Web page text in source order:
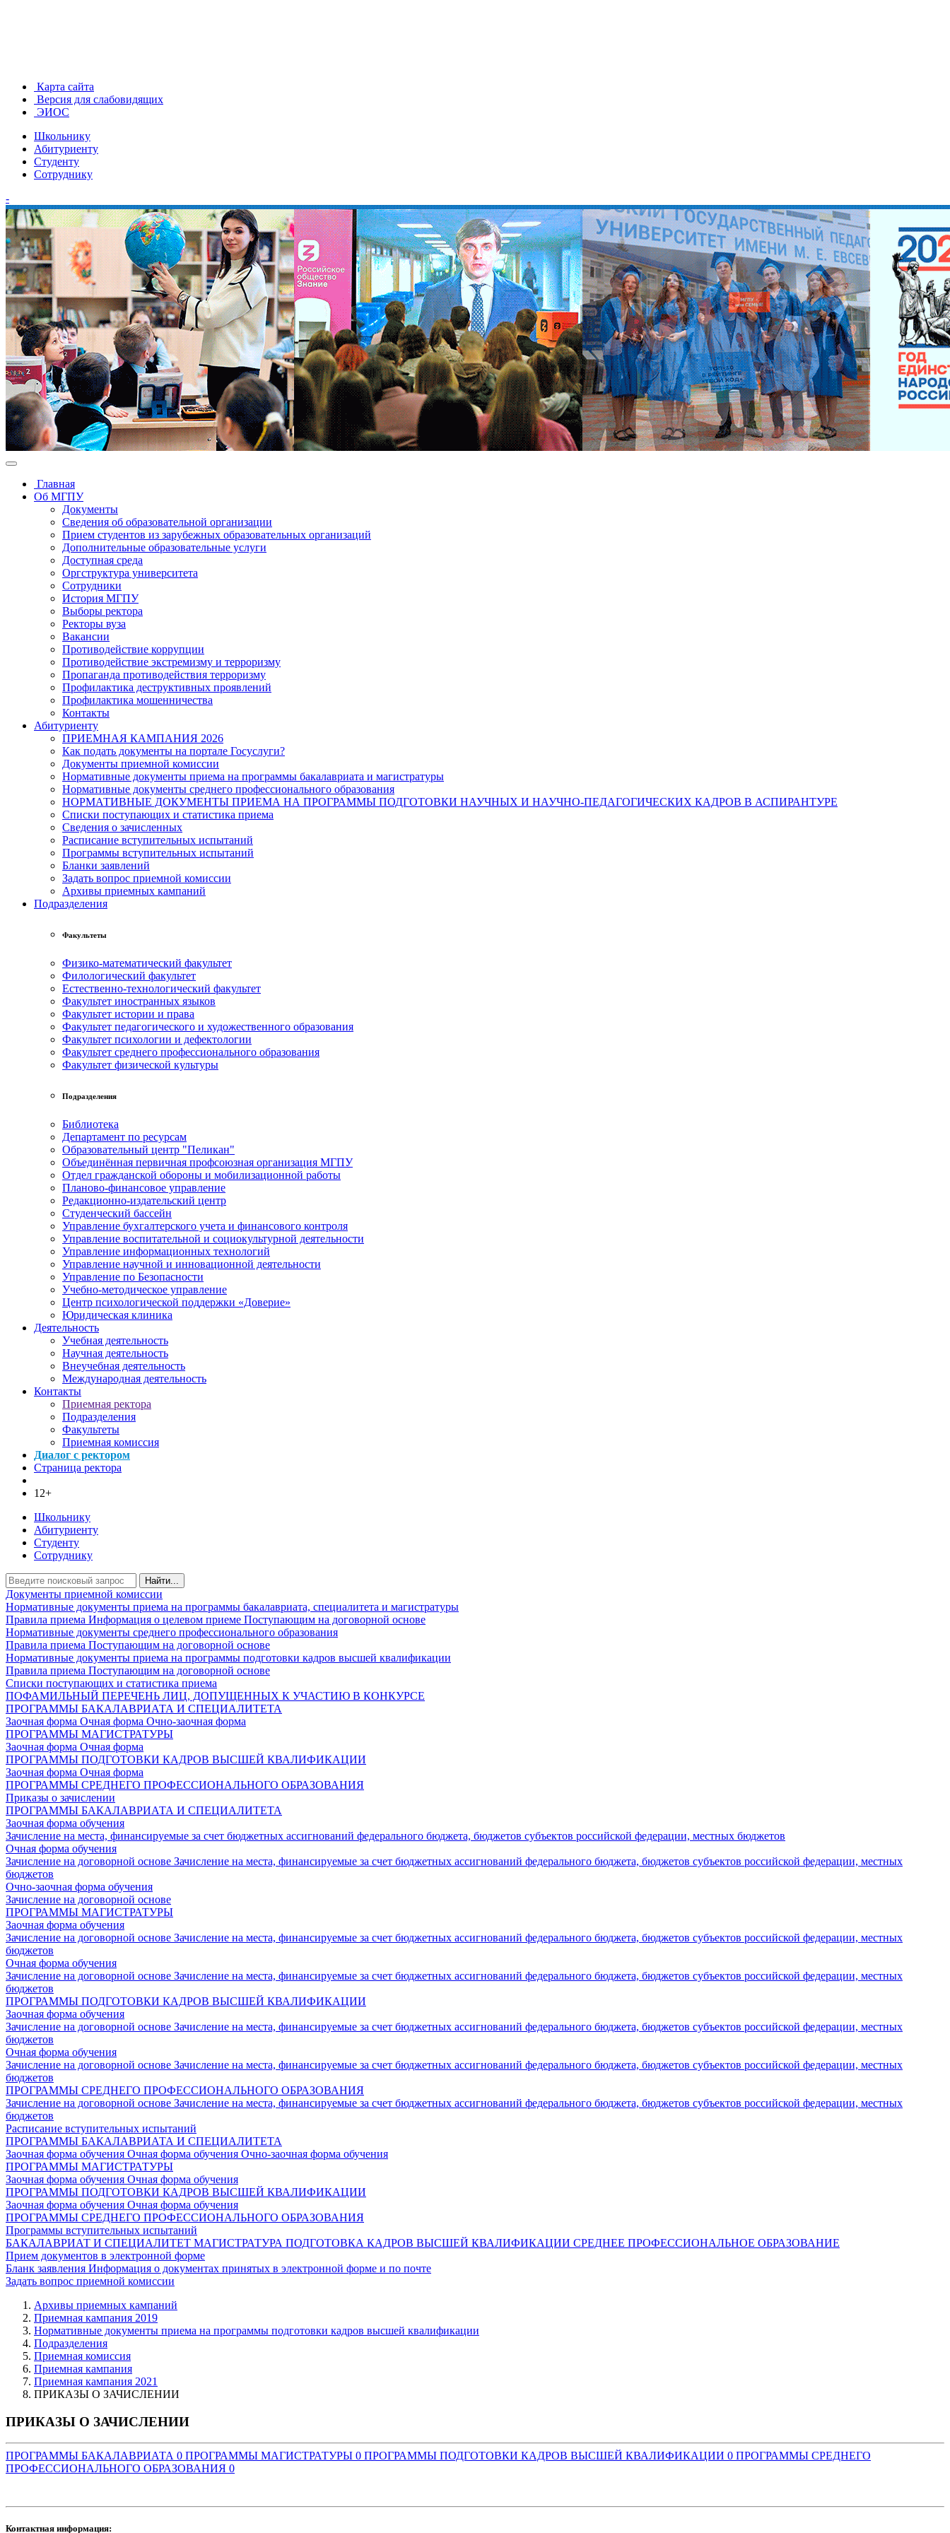
Карта сайта
Версия для слабовидящих
ЭИОС
Школьнику
Абитуриенту
Студенту
Сотруднику
-
Главная
Об МГПУ
Документы
Сведения об образовательной организации
Прием студентов из зарубежных образовательных организаций
Дополнительные образовательные услуги
Доступная среда
Оргструктура университета
Сотрудники
История МГПУ
Выборы ректора
Ректоры вуза
Вакансии
Противодействие коррупции
Противодействие экстремизму и терроризму
Пропаганда противодействия терроризму
Профилактика деструктивных проявлений
Профилактика мошенничества
Контакты
Абитуриенту
ПРИЕМНАЯ КАМПАНИЯ 2026
Как подать документы на портале Госуслуги?
Документы приемной комиссии
Нормативные документы приема на программы бакалавриата и магистратуры
Нормативные документы среднего профессионального образования
НОРМАТИВНЫЕ ДОКУМЕНТЫ ПРИЕМА НА ПРОГРАММЫ ПОДГОТОВКИ НАУЧНЫХ И НАУЧНО-ПЕДАГОГИЧЕСКИХ КАДРОВ В АСПИРАНТУРЕ
Списки поступающих и статистика приема
Сведения о зачисленных
Расписание вступительных испытаний
Программы вступительных испытаний
Бланки заявлений
Задать вопрос приемной комиссии
Архивы приемных кампаний
Подразделения
Факультеты
Физико-математический факультет
Филологический факультет
Естественно-технологический факультет
Факультет иностранных языков
Факультет истории и права
Факультет педагогического и художественного образования
Факультет психологии и дефектологии
Факультет среднего профессионального образования
Факультет физической культуры
Подразделения
Библиотека
Департамент по ресурсам
Образовательный центр "Пеликан"
Объединённая первичная профсоюзная организация МГПУ
Отдел гражданской обороны и мобилизационной работы
Планово-финансовое управление
Редакционно-издательский центр
Студенческий бассейн
Управление бухгалтерского учета и финансового контроля
Управление воспитательной и социокультурной деятельности
Управление информационных технологий
Управление научной и инновационной деятельности
Управление по Безопасности
Учебно-методическое управление
Центр психологической поддержки «Доверие»
Юридическая клиника
Деятельность
Учебная деятельность
Научная деятельность
Внеучебная деятельность
Международная деятельность
Контакты
Приемная ректора
Подразделения
Факультеты
Приемная комиссия
Диалог с ректором
Страница ректора
12+
Школьнику
Абитуриенту
Студенту
Сотруднику
Найти...
Документы приемной комиссии
Нормативные документы приема на программы бакалавриата, специалитета и магистратуры
Правила приема Информация о целевом приеме Поступающим на договорной основе
Нормативные документы среднего профессионального образования
Правила приема Поступающим на договорной основе
Нормативные документы приема на программы подготовки кадров высшей квалификации
Правила приема Поступающим на договорной основе
Списки поступающих и статистика приема
ПОФАМИЛЬНЫЙ ПЕРЕЧЕНЬ ЛИЦ, ДОПУЩЕННЫХ К УЧАСТИЮ В КОНКУРСЕ
ПРОГРАММЫ БАКАЛАВРИАТА И СПЕЦИАЛИТЕТА
Заочная форма Очная форма Очно-заочная форма
ПРОГРАММЫ МАГИСТРАТУРЫ
Заочная форма Очная форма
ПРОГРАММЫ ПОДГОТОВКИ КАДРОВ ВЫСШЕЙ КВАЛИФИКАЦИИ
Заочная форма Очная форма
ПРОГРАММЫ СРЕДНЕГО ПРОФЕССИОНАЛЬНОГО ОБРАЗОВАНИЯ
Приказы о зачислении
ПРОГРАММЫ БАКАЛАВРИАТА И СПЕЦИАЛИТЕТА
Заочная форма обучения
Зачисление на места, финансируемые за счет бюджетных ассигнований федерального бюджета, бюджетов субъектов российской федерации, местных бюджетов
Очная форма обучения
Зачисление на договорной основе Зачисление на места, финансируемые за счет бюджетных ассигнований федерального бюджета, бюджетов субъектов российской федерации, местных
бюджетов
Очно-заочная форма обучения
Зачисление на договорной основе
ПРОГРАММЫ МАГИСТРАТУРЫ
Заочная форма обучения
Зачисление на договорной основе Зачисление на места, финансируемые за счет бюджетных ассигнований федерального бюджета, бюджетов субъектов российской федерации, местных
бюджетов
Очная форма обучения
Зачисление на договорной основе Зачисление на места, финансируемые за счет бюджетных ассигнований федерального бюджета, бюджетов субъектов российской федерации, местных
бюджетов
ПРОГРАММЫ ПОДГОТОВКИ КАДРОВ ВЫСШЕЙ КВАЛИФИКАЦИИ
Заочная форма обучения
Зачисление на договорной основе Зачисление на места, финансируемые за счет бюджетных ассигнований федерального бюджета, бюджетов субъектов российской федерации, местных
бюджетов
Очная форма обучения
Зачисление на договорной основе Зачисление на места, финансируемые за счет бюджетных ассигнований федерального бюджета, бюджетов субъектов российской федерации, местных
бюджетов
ПРОГРАММЫ СРЕДНЕГО ПРОФЕССИОНАЛЬНОГО ОБРАЗОВАНИЯ
Зачисление на договорной основе Зачисление на места, финансируемые за счет бюджетных ассигнований федерального бюджета, бюджетов субъектов российской федерации, местных
бюджетов
Расписание вступительных испытаний
ПРОГРАММЫ БАКАЛАВРИАТА И СПЕЦИАЛИТЕТА
Заочная форма обучения Очная форма обучения Очно-заочная форма обучения
ПРОГРАММЫ МАГИСТРАТУРЫ
Заочная форма обучения Очная форма обучения
ПРОГРАММЫ ПОДГОТОВКИ КАДРОВ ВЫСШЕЙ КВАЛИФИКАЦИИ
Заочная форма обучения Очная форма обучения
ПРОГРАММЫ СРЕДНЕГО ПРОФЕССИОНАЛЬНОГО ОБРАЗОВАНИЯ
Программы вступительных испытаний
БАКАЛАВРИАТ И СПЕЦИАЛИТЕТ МАГИСТРАТУРА ПОДГОТОВКА КАДРОВ ВЫСШЕЙ КВАЛИФИКАЦИИ СРЕДНЕЕ ПРОФЕССИОНАЛЬНОЕ ОБРАЗОВАНИЕ
Прием документов в электронной форме
Бланк заявления Информация о документах принятых в электронной форме и по почте
Задать вопрос приемной комиссии
Архивы приемных кампаний
Приемная кампания 2019
Нормативные документы приема на программы подготовки кадров высшей квалификации
Подразделения
Приемная комиссия
Приемная кампания
Приемная кампания 2021
ПРИКАЗЫ О ЗАЧИСЛЕНИИ
ПРИКАЗЫ О ЗАЧИСЛЕНИИ
ПРОГРАММЫ БАКАЛАВРИАТА 0 ПРОГРАММЫ МАГИСТРАТУРЫ 0 ПРОГРАММЫ ПОДГОТОВКИ КАДРОВ ВЫСШЕЙ КВАЛИФИКАЦИИ 0 ПРОГРАММЫ СРЕДНЕГО
ПРОФЕССИОНАЛЬНОГО ОБРАЗОВАНИЯ 0
Контактная информация: